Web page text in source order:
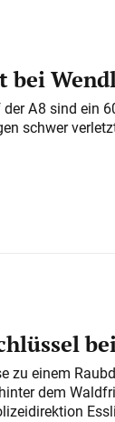
bei
A 8 sind ein
schwer
zu einem
dem